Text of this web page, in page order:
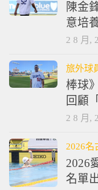
陳金
意培
2 8 月,
旅外球
棒球
回顧
2 8 月,
2026名
2026
名單